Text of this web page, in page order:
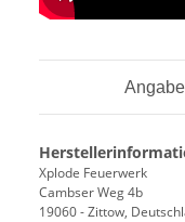
Xplode Feuerwerk
Cambser Weg 4b
19060 - Zittow,